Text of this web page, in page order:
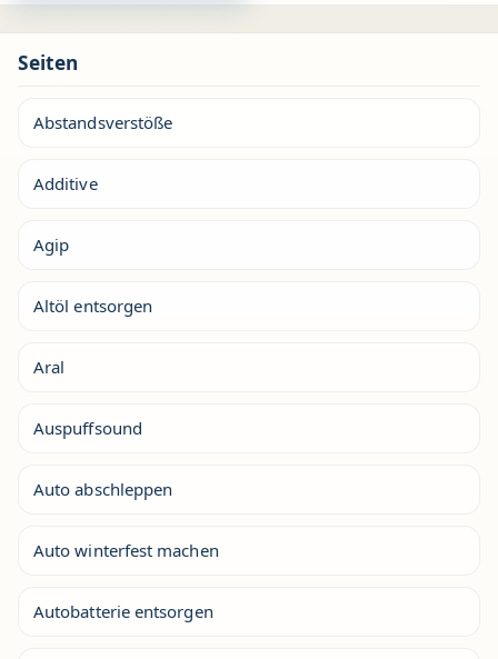
Seiten
Abstandsverstöße
Additive
Agip
Altöl entsorgen
Aral
Auspuffsound
Auto abschleppen
Auto winterfest machen
Autobatterie entsorgen